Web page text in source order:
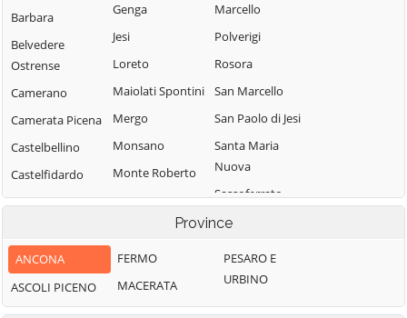
Barbara
Belvedere
Ostrense
Camerano
Camerata Picena
Castelbellino
Castelfidardo
Castelleone di
Castelplanio
Cerreto d'Esi
Chiaravalle
Genga
Jesi
Loreto
Maiolati Spontini
Mergo
Monsano
Monte Roberto
Monte San Vito
Montecarotto
Montemarciano
Morro d'Alba
Numana
Marcello
Polverigi
Rosora
San Marcello
San Paolo di Jesi
Santa Maria
Nuova
Sassoferrato
Senigallia
Serra San Quirico
Province
ANCONA
ASCOLI PICENO
FERMO
MACERATA
PESARO E
URBINO